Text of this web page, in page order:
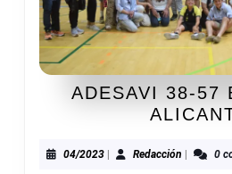
ADESAVI 38-57
04/202304/2023
| RedacciónRedacción
| 0